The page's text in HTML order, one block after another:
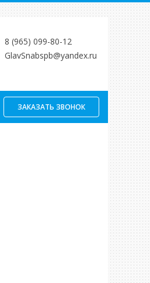
8 (965) 099-80-12
GlavSnabspb@yandex.ru
ЗАКАЗАТЬ ЗВОНОК